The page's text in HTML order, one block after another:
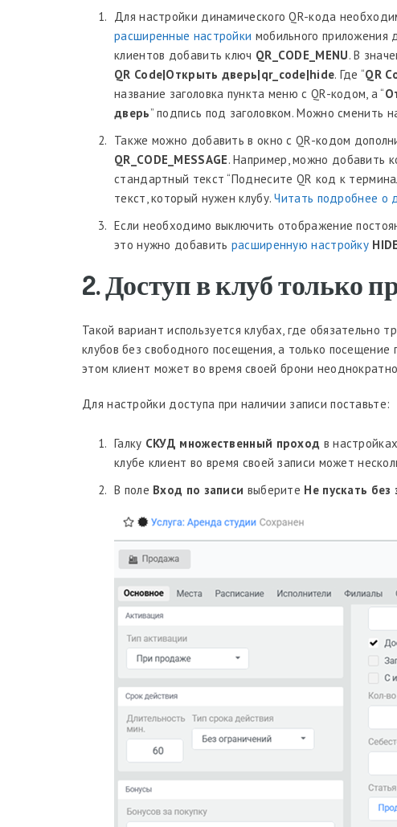
Для настройки динамического QR-кода
расширенные настройки мобильного приложения
клиентов добавить ключ QR_CODE_MENU. В
QR Code|Открыть дверь|qr_code|hide. Где “QR
название заголовка пункта меню с QR-кодом, а “
дверь” подпись под заголовком. Можно сменить
Также можно добавить в окно с QR-кодом
QR_CODE_MESSAGE. Например, можно добавить
стандартный текст “Поднесите QR код к
текст, который нужен клубу.Читать подробнее о
Если необходимо выключить отображение
это нужно добавить расширенную настройку
2. Доступ в клуб только
Такой вариант используется клубах, где обязательно
клубов без свободного посещения, а только посещение
этом клиент может во время своей брони
Для настройки доступа при наличии записи поставьте:
Галку СКУД множественный проход в
клубе клиент во время своей записи может
В поле Вход по записи выберите Не пускать без